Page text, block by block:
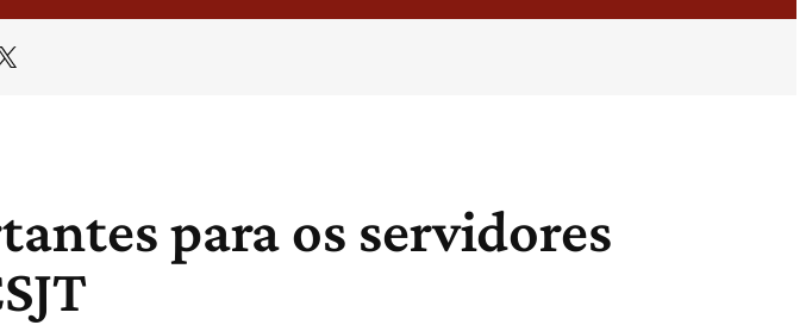
para os servidores